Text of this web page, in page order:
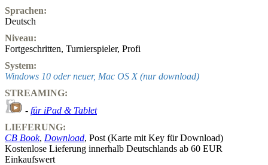
Sprachen:
Deutsch
Niveau:
Fortgeschritten, Turnierspieler, Profi
System:
Windows 10 oder neuer, Mac OS X (nur download)
STREAMING:
- für iPad & Tablet
LIEFERUNG:
CB Book, Download, Post (Karte mit Key für Download)
Kostenlose Lieferung innerhalb Deutschlands ab 60 EUR
Einkaufswert